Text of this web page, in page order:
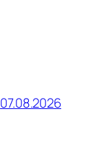
07.08.2026